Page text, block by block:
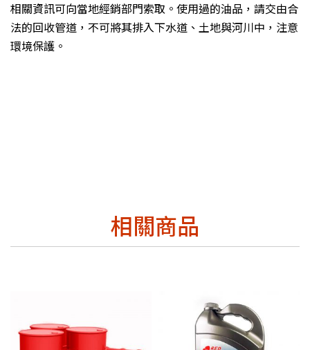
相關資訊可向當地經銷部門索取。使用過的油品，請交由合
法的回收管道，不可將其排入下水道、土地與河川中，注意
環境保護。
相關商品